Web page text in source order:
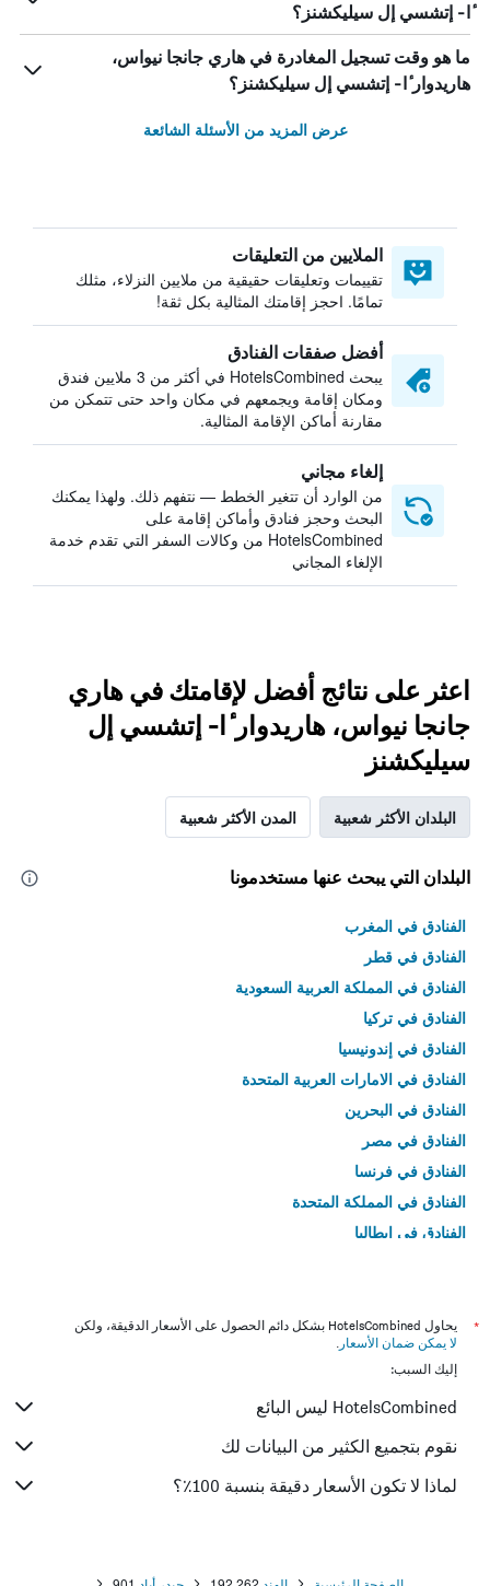
ٔا- إتشسي إل سيليكشنز؟
ما هو وقت تسجيل المغادرة في هاري جانجا نيواس،
هاريدوار ٔا- إتشسي إل سيليكشنز؟
عرض المزيد من الأسئلة الشائعة
الملايين من التعليقات
تقييمات وتعليقات حقيقية من ملايين النزلاء، مثلك
تمامًا. احجز إقامتك المثالية بكل ثقة!
أفضل صفقات الفنادق
يبحث HotelsCombined في أكثر من 3 ملايين فندق
ومكان إقامة ويجمعهم في مكان واحد حتى تتمكن من
مقارنة أماكن الإقامة المثالية.
إلغاء مجاني
من الوارد أن تتغير الخطط — نتفهم ذلك. ولهذا يمكنك
البحث وحجز فنادق وأماكن إقامة على
HotelsCombined من وكالات السفر التي تقدم خدمة
الإلغاء المجاني
اعثر على نتائج أفضل لإقامتك في هاري
جانجا نيواس، هاريدوار ٔا- إتشسي إل
سيليكشنز
البلدان الأكثر شعبية المدن الأكثر شعبية
البلدان التي يبحث عنها مستخدمونا
الفنادق في المغرب
الفنادق في قطر
الفنادق في المملكة العربية السعودية
الفنادق في تركيا
الفنادق في إندونيسيا
الفنادق في الامارات العربية المتحدة
الفنادق في البحرين
الفنادق في مصر
الفنادق في فرنسا
الفنادق في المملكة المتحدة
الفنادق في إيطاليا
*
يحاول HotelsCombined بشكل دائم الحصول على الأسعار الدقيقة، ولكن
لا يمكن ضمان الأسعار .
إليك السبب:
HotelsCombined ليس البائع
نقوم بتجميع الكثير من البيانات لك
لماذا لا تكون الأسعار دقيقة بنسبة 100٪؟